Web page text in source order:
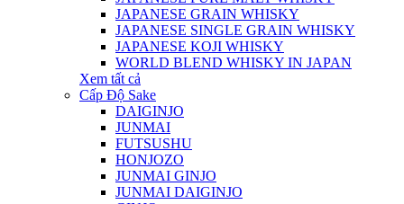
JAPANESE GRAIN WHISKY
JAPANESE SINGLE GRAIN WHISKY
JAPANESE KOJI WHISKY
WORLD BLEND WHISKY IN JAPAN
Xem tất cả
Cấp Độ Sake
DAIGINJO
JUNMAI
FUTSUSHU
HONJOZO
JUNMAI GINJO
JUNMAI DAIGINJO